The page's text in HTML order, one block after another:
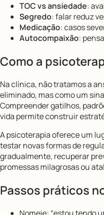
TOC vs ansiedade:
Segredo: falar reduz
Medicação: casos
Autocompaixão:
Como a
Na clínica, não tratamos a
eliminado, mas como um
Compreender gatilhos,
vida permite construir
A psicoterapia oferece um
testar novas formas de
gradualmente, recuperar
promessas milagrosas ou
Passos práticos